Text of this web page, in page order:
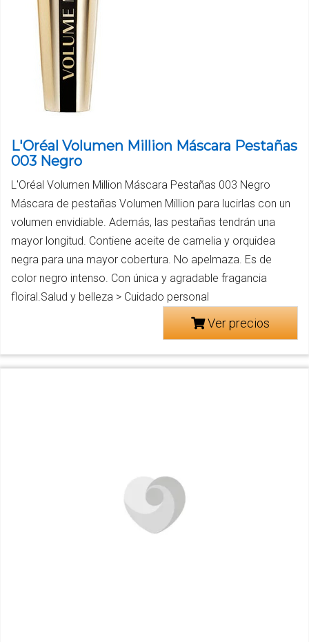
L'Oréal Volumen Million Máscara Pestañas
003 Negro
L'Oréal Volumen Million Máscara Pestañas 003 Negro
Máscara de pestañas Volumen Million para lucirlas con un
volumen envidiable. Además, las pestañas tendrán una
mayor longitud. Contiene aceite de camelia y orquidea
negra para una mayor cobertura. No apelmaza. Es de
color negro intenso. Con única y agradable fragancia
floiral.Salud y belleza > Cuidado personal
Ver precios